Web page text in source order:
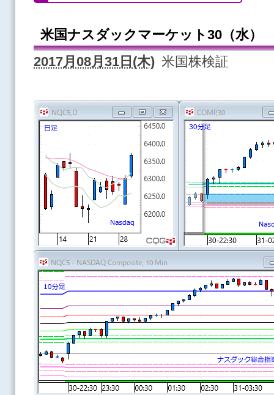
米国ナスダックマーケット30（水）
2017月08月31日(木) 米国株検証